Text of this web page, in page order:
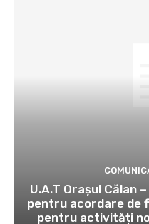
U.A.T Orașul Călan –
pentru acordare de
pentru activități